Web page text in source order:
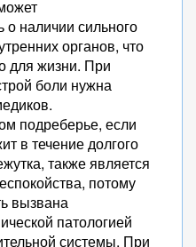
о наличии сильного
органов, что
для жизни. При
боли нужна
подреберье, если
в течение долгого
также является
потому
вызвана
патологией
системы. При